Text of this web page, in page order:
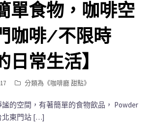
單食物，咖啡空
咖啡/不限時
日常生活】
分類為《咖啡廳 甜點》
的空間，有著簡單的食物飲品， Powder
北東門站 […]